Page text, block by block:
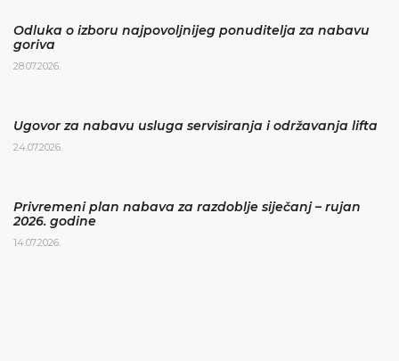
Odluka o izboru najpovoljnijeg ponuditelja za nabavu
goriva
28.07.2026.
Ugovor za nabavu usluga servisiranja i održavanja lifta
24.07.2026.
Privremeni plan nabava za razdoblje siječanj – rujan
2026. godine
14.07.2026.